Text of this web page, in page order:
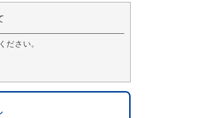
ださい。